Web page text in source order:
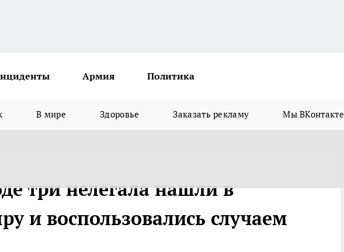
Армия Политика
В мире Здоровье Заказать рекламу Мы ВКонтакте
три нелегала нашли в
и воспользовались случаем